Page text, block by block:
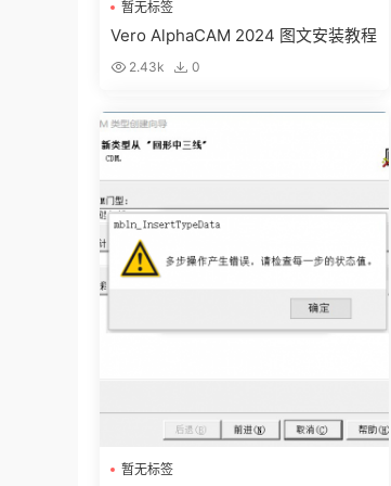
暂无标签
Vero AlphaCAM 2024 图文安装教程
2.43k 0
暂无标签